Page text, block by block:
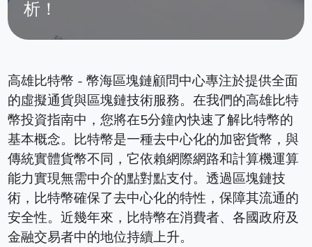
析！
高雄比特幣 - 幣海區塊鏈顧問中心專注於提供全面
的虛擬通貨與區塊鏈技術服務。在我們的高雄比特
幣投資指南中，您將在5分鐘內快速了解比特幣的
基本概念。比特幣是一種去中心化的加密貨幣，與
傳統實體貨幣不同，它依賴網際網路和計算機運算
能力實現無需中介的點對點支付。透過區塊鏈技
術，比特幣確保了去中心化的特性，保障其流通的
安全性。近幾年來，比特幣在消費者、各國政府及
金融交易者中的地位持續上升。